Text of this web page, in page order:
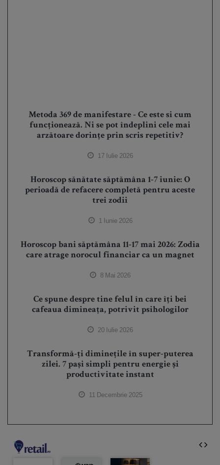
Metoda 369 de manifestare - Ce este si cum
funcționează. Ni se pot îndeplini cele mai
arzătoare dorințe prin scris repetitiv?
17 Iulie 2026
Horoscop sănătate săptămâna 1-7 iunie: O
perioadă de refacere completă pentru aceste
trei zodii
1 Iunie 2026
Horoscop bani săptămâna 11-17 mai 2026: Zodia
care atrage norocul financiar ca un magnet
8 Mai 2026
Ce spune despre tine felul în care îți bei
cafeaua dimineața, potrivit psihologilor
20 Iulie 2026
Transformă-ți diminețile în super-puterea
zilei. 7 pași simpli pentru energie și
productivitate instant
11 Decembrie 2025